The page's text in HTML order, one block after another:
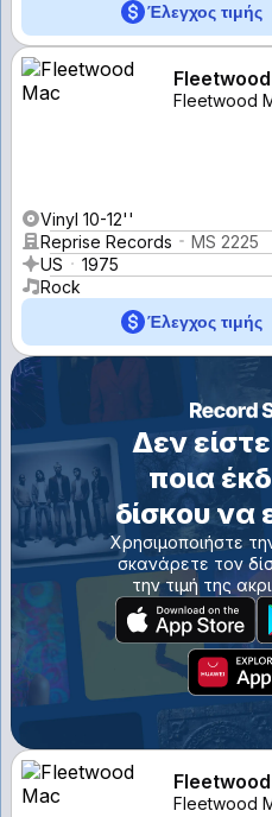
Έλεγχος τιμής
Fleetwood
Vinyl 10-12''
Reprise Records
MS 2225
US
1975
Rock
Έλεγχος τιμής
Δεν
ποια
δίσκου να
Χρησιμοποιήστε
σκανάρετε τον
την τιμή της
Fleetwood